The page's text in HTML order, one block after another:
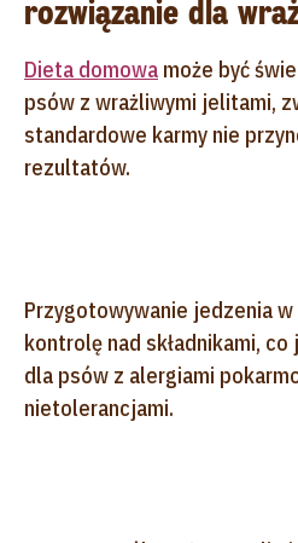
rozwiązanie dla
Dieta domowa może być
psów z wrażliwymi jelitami,
standardowe karmy nie
rezultatów.
Przygotowywanie jedzenia w
kontrolę nad składnikami,
dla psów z alergiami
nietolerancjami.